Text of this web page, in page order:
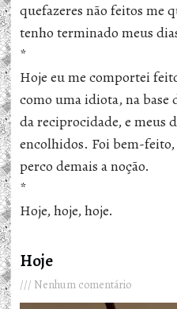
quefazeres não feitos me
tenho terminado meus
*
Hoje eu me comportei
como uma idiota, na base
da reciprocidade, e meus
encolhidos. Foi bem-feito,
perco demais a noção.
*
Hoje, hoje, hoje.
Hoje
Nenhum comentário